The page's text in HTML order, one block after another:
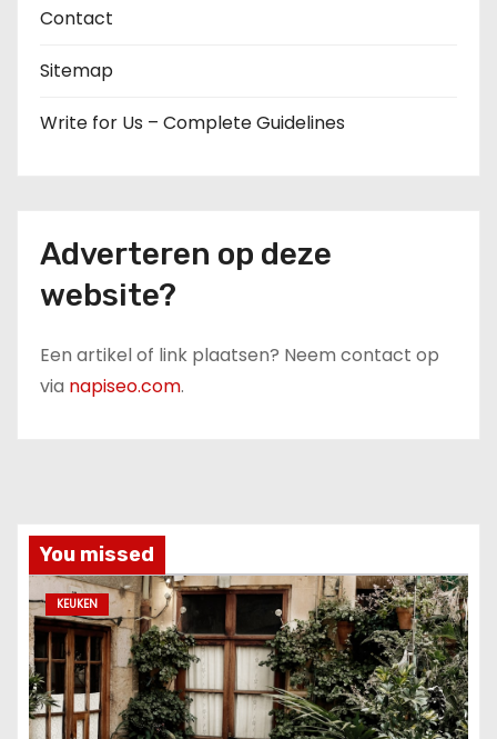
Contact
Sitemap
Write for Us – Complete Guidelines
Adverteren op deze
website?
Een artikel of link plaatsen? Neem contact op
via napiseo.com.
You missed
KEUKEN